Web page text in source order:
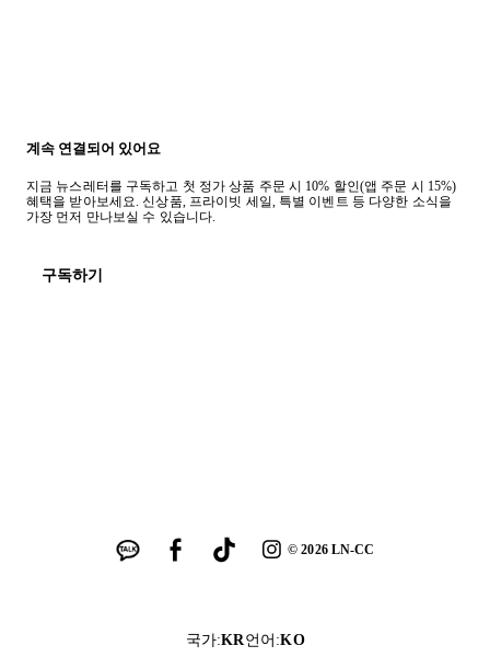
계속 연결되어 있어요
지금 뉴스레터를 구독하고 첫 정가 상품 주문 시 10% 할인(앱 주문 시 15%)
혜택을 받아보세요. 신상품, 프라이빗 세일, 특별 이벤트 등 다양한 소식을
가장 먼저 만나보실 수 있습니다.
구독하기
©2026LN-CC
국가:KR언어 :KO